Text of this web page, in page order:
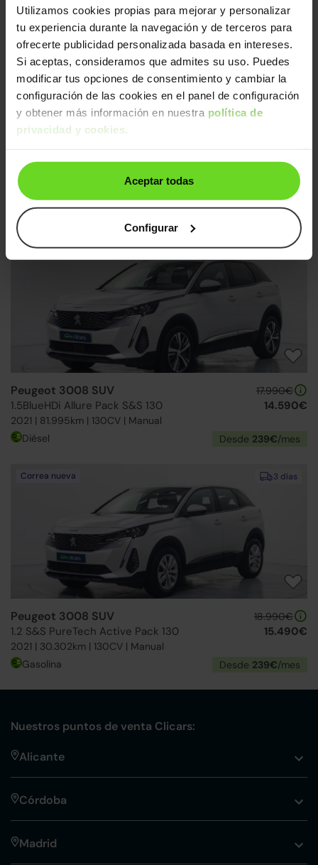
Utilizamos cookies propias para mejorar y personalizar
tu experiencia durante la navegación y de terceros para
ofrecerte publicidad personalizada basada en intereses.
Si aceptas, consideramos que admites su uso. Puedes
modificar tus opciones de consentimiento y cambiar la
configuración de las cookies en el panel de configuración
y obtener más información en nuestra política de
privacidad y cookies
Aceptar todas
Configurar
3 días
Ruedas traseras nuevas
Correa nueva
Peugeot 3008 SUV
1.2 S&S PureTech GT Line 130
2018 | 128.288km | 130CV | Manual
14.490€
11.690€
Gasolina Desde218€/mes
3 días
Ruedas traseras nuevas
Peugeot 3008 SUV
1.5BlueHDi Allure Pack S&S 130
2021 | 81.995km | 130CV | Manual
17.990€
14.590€
Diésel Desde 239€/mes
3 días
Correa nueva
Peugeot 3008 SUV
1.2 S&S PureTech Active Pack 130
2021 | 30.302km | 130CV | Manual
18.990€
15.490€
Gasolina Desde 239€/mes
Nuestros puntos de venta Clicars:
Alicante
Córdoba
Madrid